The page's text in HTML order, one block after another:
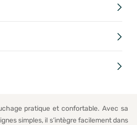
pratique et confortable. Avec sa
simples, il s’intègre facilement dans